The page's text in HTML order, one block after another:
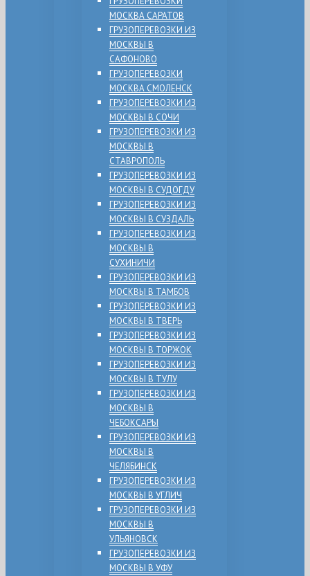
МОСКВА САРАТОВ
ГРУЗОПЕРЕВОЗКИ ИЗ
МОСКВЫ В
САФОНОВО
ГРУЗОПЕРЕВОЗКИ
МОСКВА СМОЛЕНСК
ГРУЗОПЕРЕВОЗКИ ИЗ
МОСКВЫ В СОЧИ
ГРУЗОПЕРЕВОЗКИ ИЗ
МОСКВЫ В
СТАВРОПОЛЬ
ГРУЗОПЕРЕВОЗКИ ИЗ
МОСКВЫ В СУДОГДУ
ГРУЗОПЕРЕВОЗКИ ИЗ
МОСКВЫ В СУЗДАЛЬ
ГРУЗОПЕРЕВОЗКИ ИЗ
МОСКВЫ В
СУХИНИЧИ
ГРУЗОПЕРЕВОЗКИ ИЗ
МОСКВЫ В ТАМБОВ
ГРУЗОПЕРЕВОЗКИ ИЗ
МОСКВЫ В ТВЕРЬ
ГРУЗОПЕРЕВОЗКИ ИЗ
МОСКВЫ В ТОРЖОК
ГРУЗОПЕРЕВОЗКИ ИЗ
МОСКВЫ В ТУЛУ
ГРУЗОПЕРЕВОЗКИ ИЗ
МОСКВЫ В
ЧЕБОКСАРЫ
ГРУЗОПЕРЕВОЗКИ ИЗ
МОСКВЫ В
ЧЕЛЯБИНСК
ГРУЗОПЕРЕВОЗКИ ИЗ
МОСКВЫ В УГЛИЧ
ГРУЗОПЕРЕВОЗКИ ИЗ
МОСКВЫ В
УЛЬЯНОВСК
ГРУЗОПЕРЕВОЗКИ ИЗ
МОСКВЫ В УФУ